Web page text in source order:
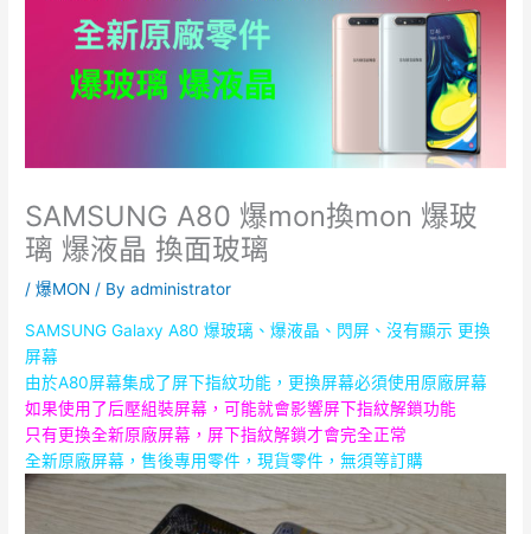
SAMSUNG A80 爆mon換mon 爆玻
璃 爆液晶 換面玻璃
/爆MON / Byadministrator
SAMSUNG Galaxy A80爆玻璃、爆液晶、閃屏、沒有顯示更換
屏幕
由於A80屏幕集成了屏下指紋功能，更換屏幕必須使用原廠屏幕
如果使用了后壓組裝屏幕，可能就會影響屏下指紋解鎖功能
只有更換全新原廠屏幕，屏下指紋解鎖才會完全正常
全新原廠屏幕，售後專用零件，現貨零件，無須等訂購